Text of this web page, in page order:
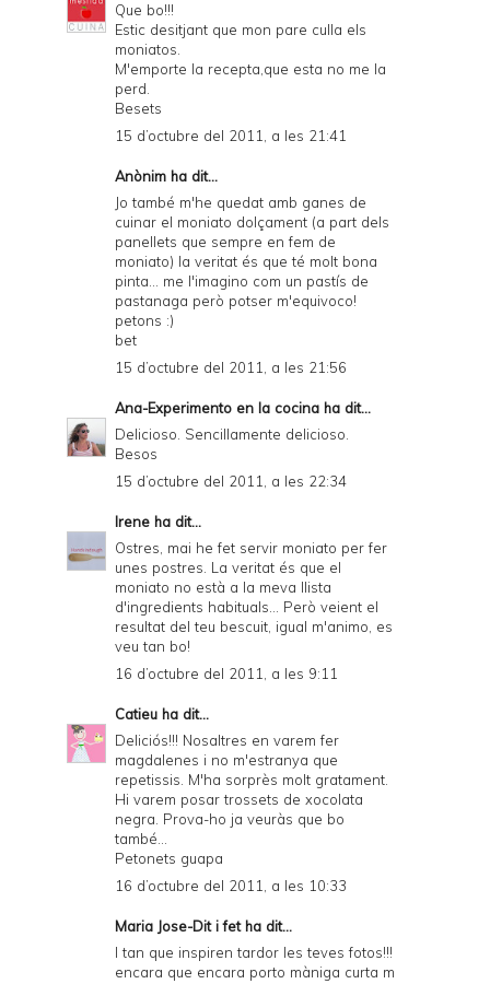
Que bo!!!
Estic desitjant que mon pare culla els
moniatos.
M'emporte la recepta,que esta no me la
perd.
Besets
15 d’octubre del 2011, a les 21:41
Anònim ha dit...
Jo també m'he quedat amb ganes de
cuinar el moniato dolçament (a part dels
panellets que sempre en fem de
moniato) la veritat és que té molt bona
pinta... me l'imagino com un pastís de
pastanaga però potser m'equivoco!
petons :)
bet
15 d’octubre del 2011, a les 21:56
Ana-Experimento en la cocina ha dit...
Delicioso. Sencillamente delicioso.
Besos
15 d’octubre del 2011, a les 22:34
Irene ha dit...
Ostres, mai he fet servir moniato per fer
unes postres. La veritat és que el
moniato no està a la meva llista
d'ingredients habituals... Però veient el
resultat del teu bescuit, igual m'animo, es
veu tan bo!
16 d’octubre del 2011, a les 9:11
Catieu ha dit...
Deliciós!!! Nosaltres en varem fer
magdalenes i no m'estranya que
repetissis. M'ha sorprès molt gratament.
Hi varem posar trossets de xocolata
negra. Prova-ho ja veuràs que bo
també...
Petonets guapa
16 d’octubre del 2011, a les 10:33
Maria Jose-Dit i fetha dit...
I tan que inspiren tardor les teves fotos!!!
encara que encara porto màniga curta m